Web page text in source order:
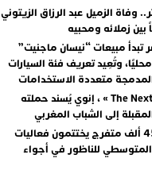
وفاة الزميل عبد الرزاق الزيتوني
بين زملائه ومحبيه
تبدأ مبيعات “نيسان ماجنيت”
وتُعِيد تعريف فئة السيارات
متعددة الاستخدامات
مع « The Next Ad » ، إنوي يُسند حملته
إلى الشباب المغربي
أكثر من 45 ألف متفرج يختتمون فعاليات
المتوسطي للناظور في أجواء